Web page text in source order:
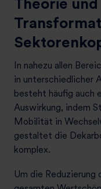
In nahezu allen
in unterschiedlicher
besteht häufig auch
Auswirkung, indem
Mobilität in
gestaltet die
komplex.
Um die Reduzierung